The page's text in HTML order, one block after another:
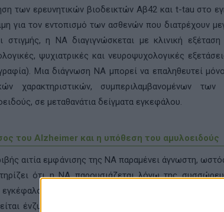
των ερευνητικών βιοδεικτών Aβ42 και t-tau στο
για τον εντοπισμό των ασθενών που διατρέχουν
στιγμής, η ΝΑ διαγιγνώσκεται με κλινική εξέταση
ψυχιατρικές και νευροψυχολογικές
Μια διάγνωση ΝΑ μπορεί να επαληθευτεί
χαρακτηριστικών, συμπεριλαμβανομένων
σε μεταθανάτια δείγματα εγκεφάλου.
του Alzheimer και η υπόθεση του αμυλοειδούς
αιτία εμφάνισης της ΝΑ παραμένει άγνωστη,
ότι η ΝΑ παρουσιάζεται λόγω της
Το ένζυμο διάσπασης της πρόδροµης
ένζυμο-κλειδί στην παραγωγή του πεπτιδίου